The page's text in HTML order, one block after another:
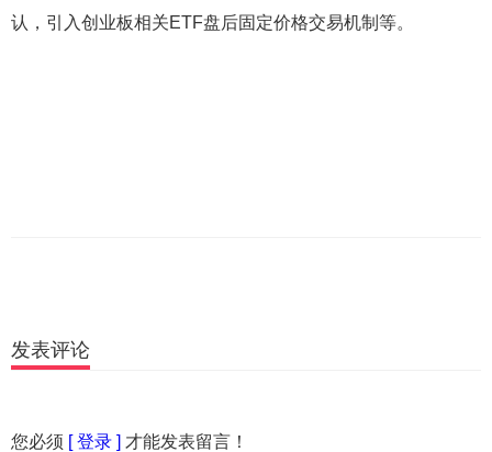
认，引入创业板相关ETF盘后固定价格交易机制等。
发表评论
您必须 [ 登录 ] 才能发表留言！